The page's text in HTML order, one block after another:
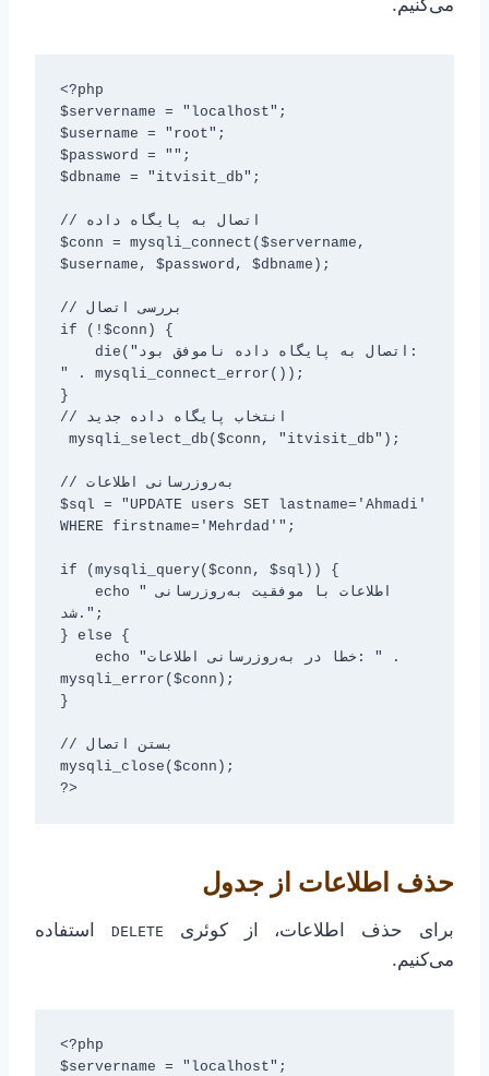
می‌کنیم.
<?php
$servername = "localhost";
$username = "root";
$password = "";
$dbname = "itvisit_db";
// اتصال به پایگاه داده
$conn = mysqli_connect($servername,
$username, $password, $dbname);
// بررسی اتصال
if (!$conn) {
" . mysqli_connect_error());
}
// انتخاب پایگاه داده جدید
// به‌روزرسانی اطلاعات
$sql = "UPDATE users SET lastname='Ahmadi'
WHERE firstname='Mehrdad'";
if (mysqli_query($conn, $sql)) {
شد.";
} else {
mysqli_error($conn);
}
// بستن اتصال
mysqli_close($conn);
حذف اطلاعات از جدول
برای حذف اطلاعات، از کوئری DELETE
استفاده
می‌کنیم.
<?php
$servername = "localhost";